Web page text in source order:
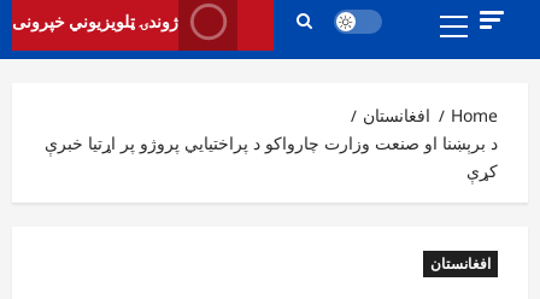
Primary
ژوندۍ ټلویزیوني خپرونی
Home
افغانستان
د برېښنا او صنعت وزارت چارواکو د پراختیايي پروژو پر اړتیا خبرې
کړې
افغانستان